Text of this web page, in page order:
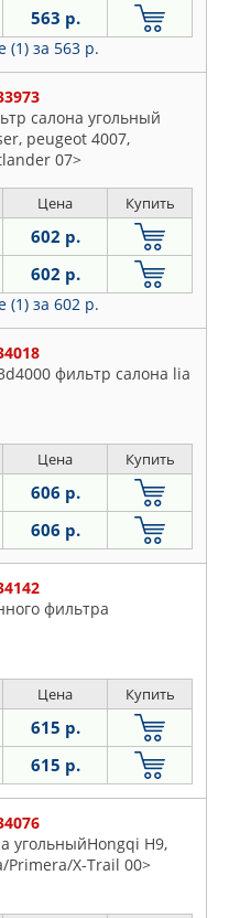
563 р.
(1) за 563 р.
салона угольный
peugeot 4007,
07>
Цена Купить
602 р.
602 р.
(1) за 602 р.
фильтр салона lia
Цена Купить
606 р.
606 р.
фильтра
Цена Купить
615 р.
615 р.
угольныйHongqi H9,
Primera/X-Trail 00>